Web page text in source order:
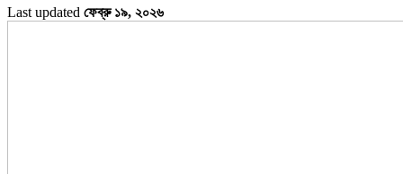
Last updated ফেব্রু ১৯, ২০২৬